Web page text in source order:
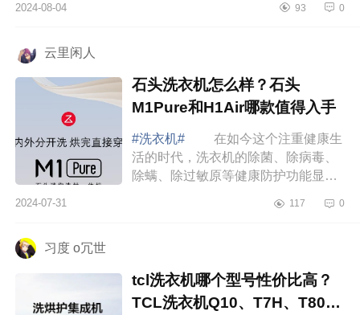
个牌子好？海尔统帅双子洗衣机质量
2024-08-04 93 0
云里闲人
石头洗衣机怎么样？石头
M1Pure和H1Air哪款值得入手
#洗衣机#
在如今这个注重健康生
活的时代，洗衣机的除菌、除病毒、
除螨、除过敏原等健康防护功能显得
头洗衣机怎么样？石头M1Pure和
2024-07-31 117 0
习度 o冗世
tcl洗衣机哪个型号性价比高？
TCL洗衣机Q10、T7H、T800